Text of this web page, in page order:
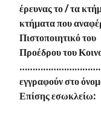
έρευνας το / τα
κτήματα που
Πιστοποιητικό του
Προέδρου του
………………………….
εγγραφούν στο
Επίσης εσωκλείω: